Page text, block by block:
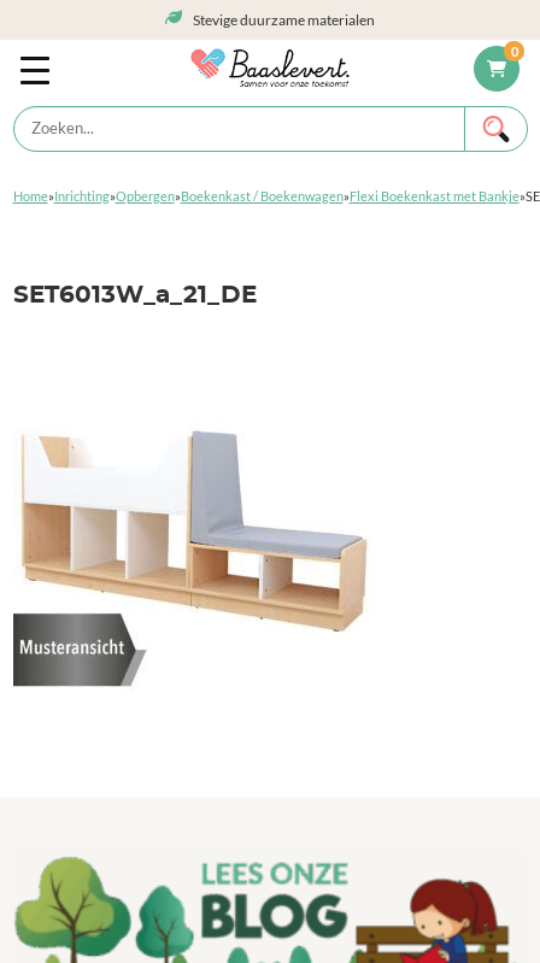
0
Stevige duurzame materialen
Home»Inrichting»Opbergen»Boekenkast / Boekenwagen»Flexi Boekenkast met Bankje»
SET6013W_a_21_DE